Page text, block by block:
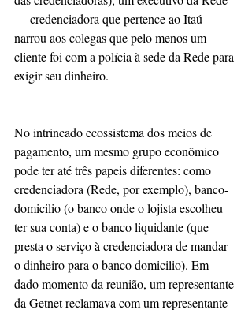
— credenciadora que pertence ao Itaú —
narrou aos colegas que pelo menos um
cliente foi com a polícia à sede da Rede para
exigir seu dinheiro.
No intrincado ecossistema dos meios de
pagamento, um mesmo grupo econômico
pode ter até três papeis diferentes: como
credenciadora (Rede, por exemplo), banco-
domicilio (o banco onde o lojista escolheu
ter sua conta) e o banco liquidante (que
presta o serviço à credenciadora de mandar
o dinheiro para o banco domicilio). Em
dado momento da reunião, um representante
da Getnet reclamava com um representante